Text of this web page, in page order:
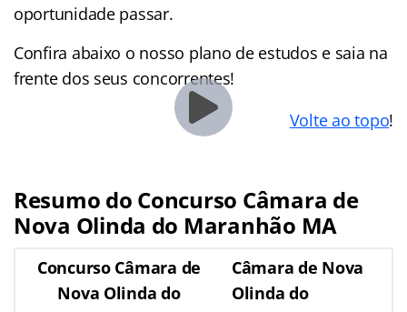
oportunidade passar.
Confira abaixo o nosso plano de estudos e saia na
frente dos seus concorrentes!
Volte ao topo!
Resumo do Concurso Câmara de
Nova Olinda do Maranhão MA
Concurso Câmara de
Nova Olinda do
Câmara de Nova
Olinda do